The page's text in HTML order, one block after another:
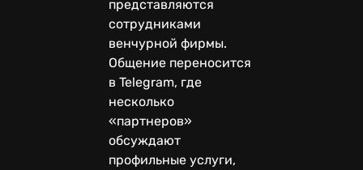
представляются
сотрудниками
венчурной фирмы.
Общение переносится
в Telegram, где
несколько
«партнеров»
обсуждают
профильные услуги,